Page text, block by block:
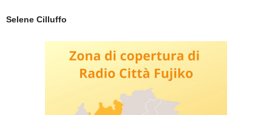
Selene Cilluffo